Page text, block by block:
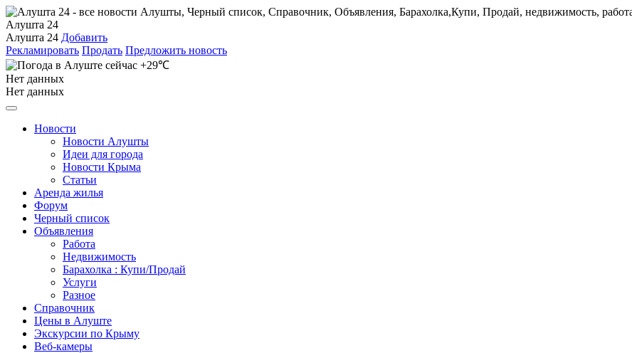
Алушта 24
Алушта 24 Добавить
Рекламировать Продать Предложить новость
+29℃
Нет данных
Нет данных
Новости
Новости Алушты
Идеи для города
Новости Крыма
Статьи
Аренда жилья
Форум
Черный список
Объявления
Работа
Недвижимость
Барахолка : Купи/Продай
Услуги
Разное
Справочник
Цены в Алуште
Экскурсии по Крыму
Веб-камеры